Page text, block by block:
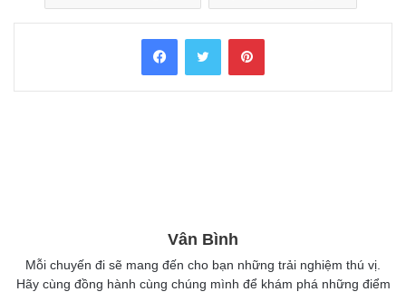
FacebookTwitter Pinterest
Vân Bình
Mỗi chuyến đi sẽ mang đến cho bạn những trải nghiệm thú vị.
Hãy cùng đồng hành cùng chúng mình để khám phá những điểm